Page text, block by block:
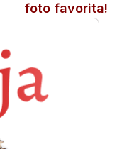
foto favorita!